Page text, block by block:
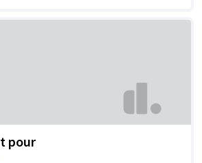
pour